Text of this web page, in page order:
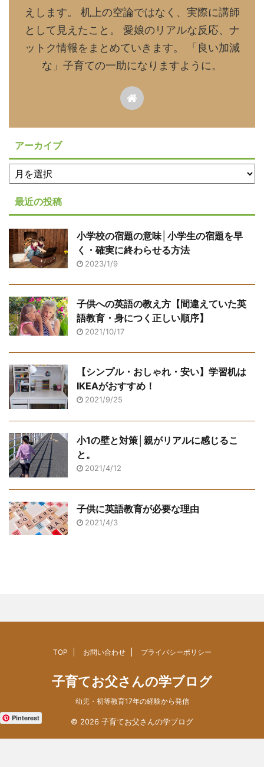
えします。 机上の空論ではなく、実際に講師
として見えたこと。 愛娘のリアルな反応、ナ
ットク情報をまとめていきます。 「良い加減
な」子育ての一助になりますように。
アーカイブ
最近の投稿
小学校の宿題の意味│小学生の宿題を早
く・確実に終わらせる方法
2023/1/9
子供への英語の教え方【間違えていた英
語教育・身につく正しい順序】
2021/10/17
【シンプル・おしゃれ・安い】学習机は
IKEAがおすすめ！
2021/9/25
小1の壁と対策│親がリアルに感じるこ
と。
2021/4/12
子供に英語教育が必要な理由
2021/4/3
TOP お問い合わせ プライバシーポリシー
子育てお父さんの学ブログ
幼児・初等教育17年の経験から発信
© 2026 子育てお父さんの学ブログ
Pinterest